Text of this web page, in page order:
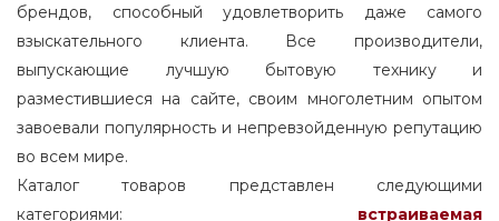
брендов, способный удовлетворить даже самого
взыскательного клиента. Все производители,
выпускающие лучшую бытовую технику и
разместившиеся на сайте, своим многолетним опытом
завоевали популярность и непревзойденную репутацию
во всем мире.
Каталог товаров представлен следующими
категориями: встраиваемая